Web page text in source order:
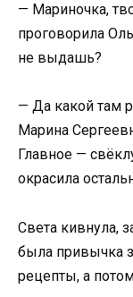
— Мариночка,
проговорила
не выдашь?
— Да какой там
Марина
Главное —
окрасила
Света кивнула,
была привычка
рецепты, а